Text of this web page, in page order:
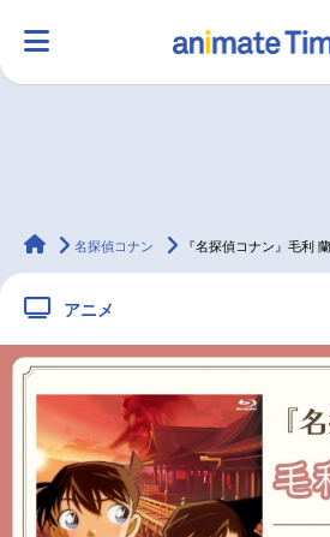
ラジオ みんなの声
2.5次元 配信・Vtuber ト
最新記事一覧
アニメ記事一覧 声
animateTimes
名探偵コナン 『名探偵コナン』毛利
アニメ